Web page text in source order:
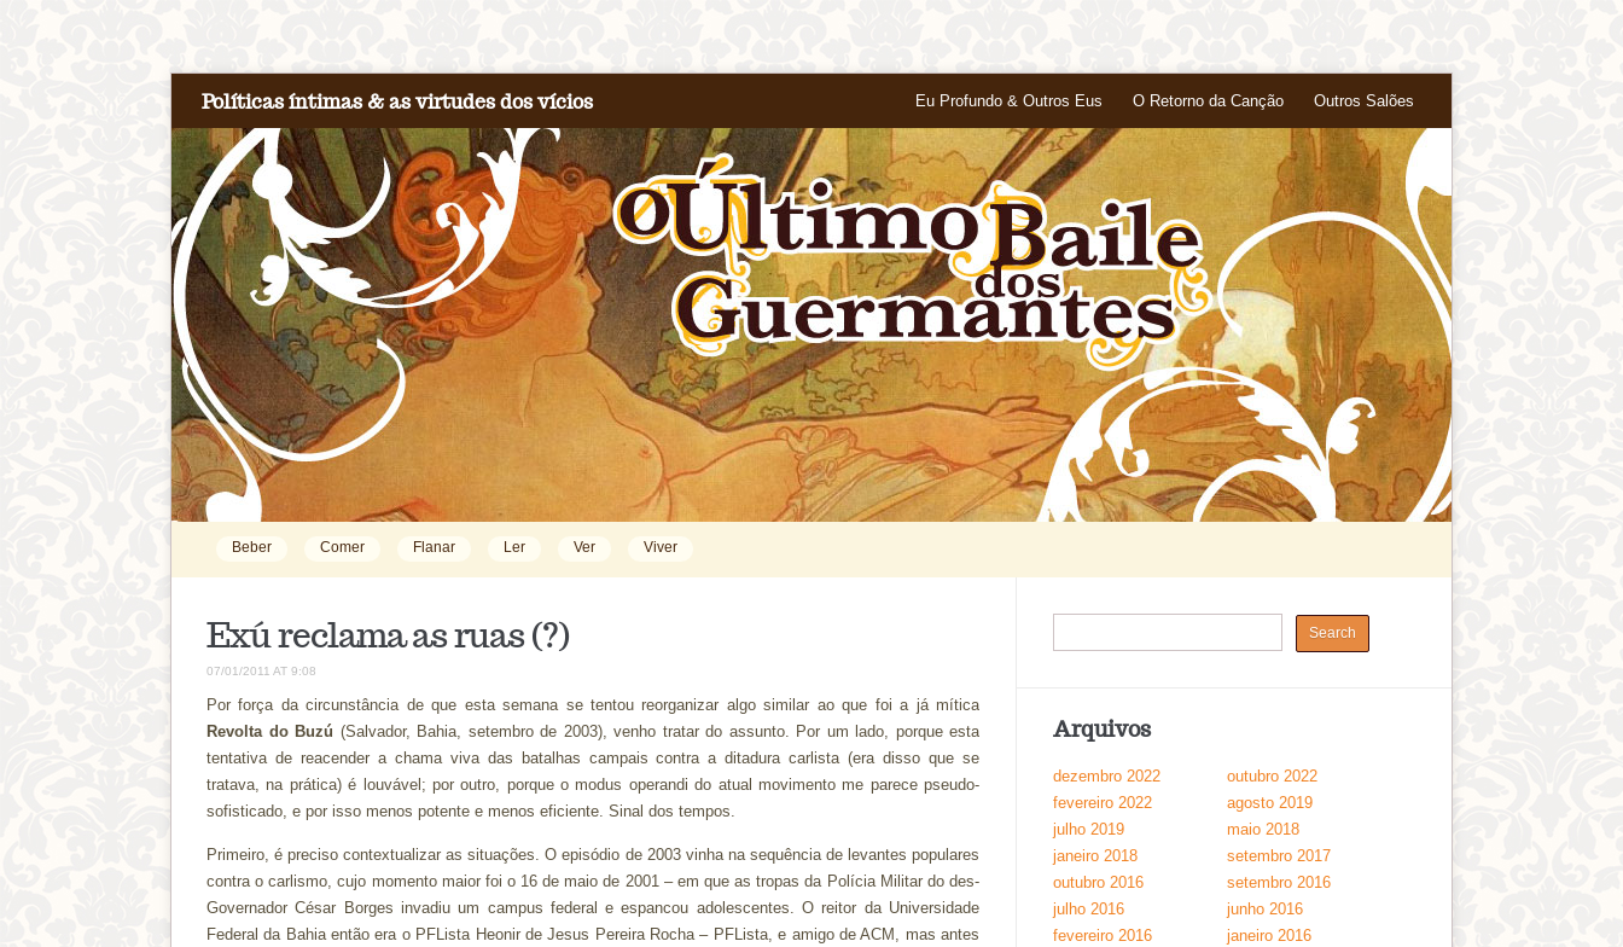
Políticas íntimas & as virtudes dos vícios Eu Profundo & Outros Eus O Retorno da Canção Outros Salões
Beber Comer Flanar Ler Ver Viver
Exú reclama as ruas (?)
07/01/2011 AT 9:08
Por força da circunstância de que esta semana se tentou reorganizar algo similar ao que foi a já mítica
Revolta do Buzú (Salvador, Bahia, setembro de 2003), venho tratar do assunto. Por um lado, porque esta
tentativa de reacender a chama viva das batalhas campais contra a ditadura carlista (era disso que se
tratava, na prática) é louvável; por outro, porque o modus operandi do atual movimento me parece pseudo-
sofisticado, e por isso menos potente e menos eficiente. Sinal dos tempos.
Primeiro, é preciso contextualizar as situações. O episódio de 2003 vinha na sequência de levantes populares
contra o carlismo, cujo momento maior foi o 16 de maio de 2001 – em que as tropas da Polícia Militar do des-
Governador César Borges invadiu um campus federal e espancou adolescentes. O reitor da Universidade
Federal da Bahia então era o PFLista Heonir de Jesus Pereira Rocha – PFLista, e amigo de ACM, mas antes
Arquivos
dezembro 2022
outubro 2022
fevereiro 2022
agosto 2019
julho 2019
maio 2018
janeiro 2018
setembro 2017
outubro 2016
setembro 2016
julho 2016
junho 2016
fevereiro 2016
janeiro 2016